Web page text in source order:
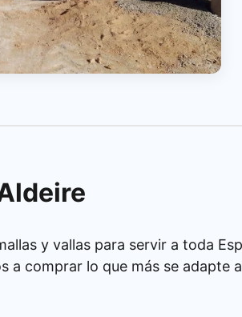
y vallas para servir a toda
comprar lo que más se adapte